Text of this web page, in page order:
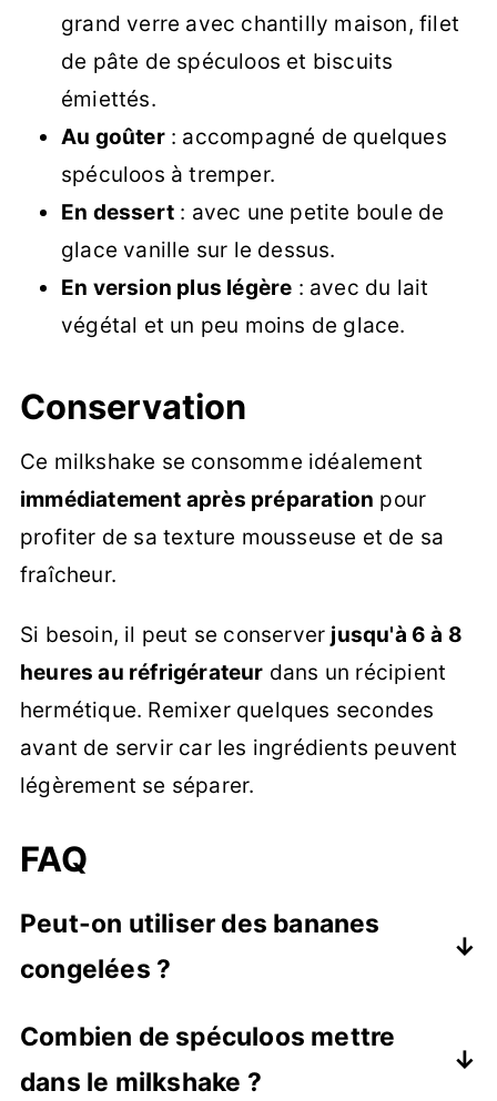
grand verre avec chantilly maison, filet
de pâte de spéculoos et biscuits
émiettés.
Au goûter: accompagné de quelques
spéculoos à tremper.
En dessert: avec une petite boule de
glace vanille sur le dessus.
En version plus légère : avec du lait
végétal et un peu moins de glace.
Conservation
Ce milkshake se consomme idéalement
immédiatement après préparation pour
profiter de sa texture mousseuse et de sa
fraîcheur.
Si besoin, il peut se conserver jusqu'à 6 à 8
heures au réfrigérateur dans un récipient
hermétique. Remixer quelques secondes
avant de servir car les ingrédients peuvent
légèrement se séparer.
FAQ
Peut-on utiliser des bananes
congelées ?
bananes congelées permettent d'obtenir
un milkshake plus épais, plus froid et
Combien de spéculoos mettre
dans le milkshake ?